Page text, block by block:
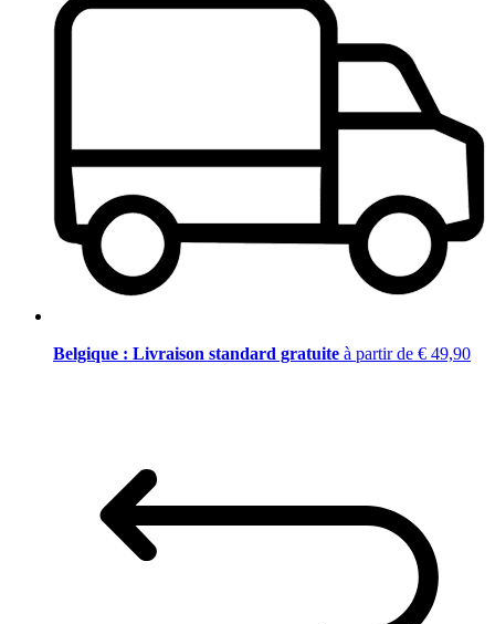
Belgique : Livraison standard gratuite à partir de € 49,90